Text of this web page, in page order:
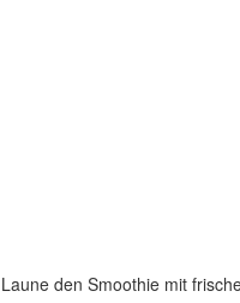
den Smoothie mit